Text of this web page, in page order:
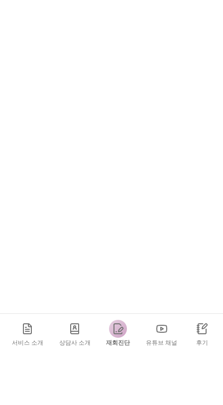
서비스 소개 상담사 소개 재회진단 유튜브 채널 후기